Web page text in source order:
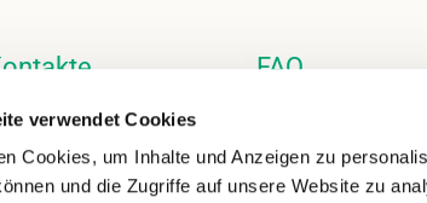
verwendet Cookies
Cookies, um Inhalte und Anzeigen zu
und die Zugriffe auf unsere Website zu
Kalender
FAQ
Download